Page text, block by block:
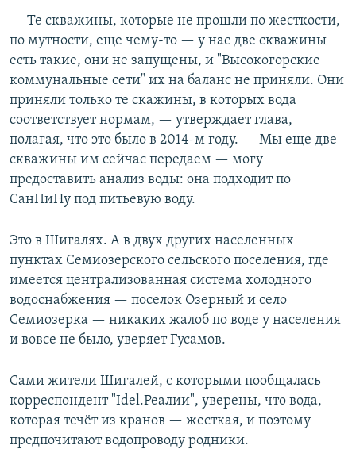
— Те скважины, которые не прошли по жесткости,
по мутности, еще чему-то — у нас две скважины
есть такие, они не запущены, и "Высокогорские
коммунальные сети" их на баланс не приняли. Они
приняли только те скажины, в которых вода
соответствует нормам, — утверждает глава,
полагая, что это было в 2014-м году. — Мы еще две
скважины им сейчас передаем — могу
предоставить анализ воды: она подходит по
СанПиНу под питьевую воду.
Это в Шигалях. А в двух других населенных
пунктах Семиозерского сельского поселения, где
имеется централизованная система холодного
водоснабжения — поселок Озерный и село
Семиозерка — никаких жалоб по воде у населения
и вовсе не было, уверяет Гусамов.
Сами жители Шигалей, с которыми пообщалась
корреспондент "Idel.Реалии", уверены, что вода,
которая течёт из кранов — жесткая, и поэтому
предпочитают водопроводу родники.